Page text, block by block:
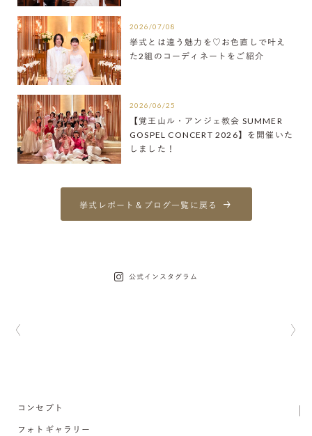
2026/07/08
挙式とは違う魅力を♡お色直しで叶え
た2組のコーディネートをご紹介
2026/06/25
【覚王山ル・アンジェ教会 SUMMER
GOSPEL CONCERT 2026】を開催いた
しました！
挙式レポート＆ブログ一覧に戻る
公式インスタグラム
コンセプト
フォトギャラリー